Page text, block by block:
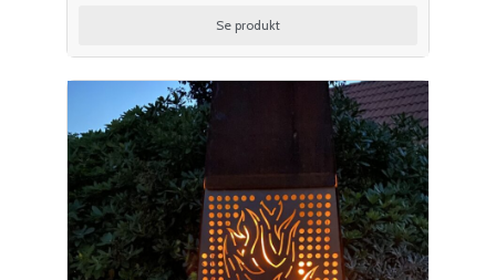
Se produkt